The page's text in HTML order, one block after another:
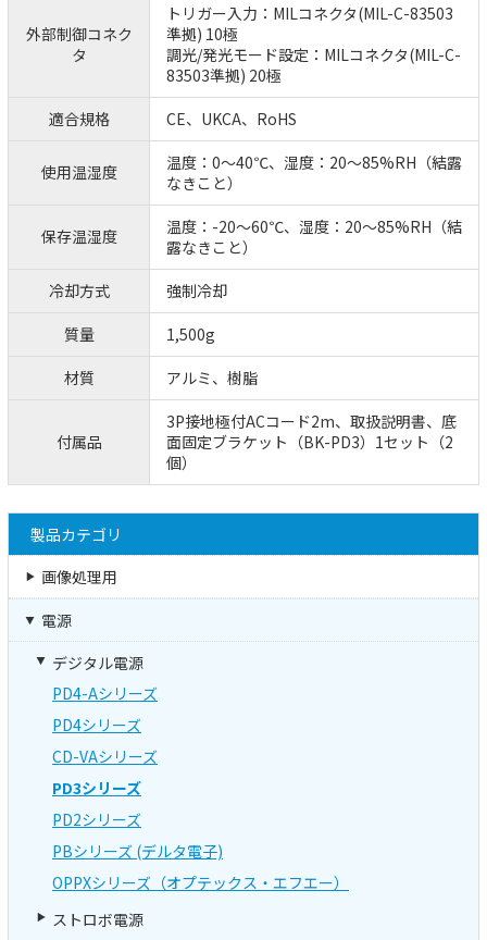
外部制御コネク
タ
トリガー入力：MILコネクタ(MIL-C-83503
準拠) 10極
調光/発光モード設定：MILコネクタ(MIL-C-
83503準拠) 20極
適合規格
CE、UKCA、RoHS
使用温湿度
温度：0～40℃、湿度：20～85%RH（結露
なきこと）
保存温湿度
温度：-20～60℃、湿度：20～85%RH（結
露なきこと）
冷却方式
強制冷却
質量
1,500g
材質
アルミ、樹脂
付属品
3P接地極付ACコード2m、取扱説明書、底
面固定ブラケット（BK-PD3）1セット（2
個）
製品カテゴリ
画像処理用
電源
デジタル電源
PD4-Aシリーズ
PD4シリーズ
CD-VAシリーズ
PD3シリーズ
PD2シリーズ
PBシリーズ (デルタ電子)
OPPXシリーズ（オプテックス・エフエー）
ストロボ電源